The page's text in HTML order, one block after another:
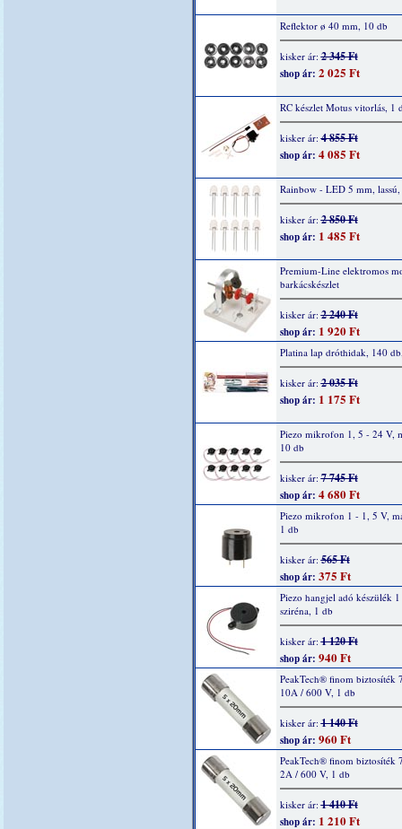
Reflektor ø 40 mm, 10 db
kisker ár:2 345 Ft
shop ár: 2 025 Ft
RC készlet Motus vitorlás, 1
kisker ár:4 855 Ft
shop ár: 4 085 Ft
Rainbow - LED 5 mm,
kisker ár:2 850 Ft
shop ár: 1 485 Ft
Premium-Line elektromos
barkácskészlet
kisker ár:2 240 Ft
shop ár: 1 920 Ft
Platina lap dróthidak, 140
kisker ár:2 035 Ft
shop ár: 1 175 Ft
Piezo mikrofon 1, 5 - 24 V,
10 db
kisker ár:7 745 Ft
shop ár: 4 680 Ft
Piezo mikrofon 1 - 1, 5 V,
1 db
kisker ár:565 Ft
shop ár: 375 Ft
Piezo hangjel adó készülék
sziréna, 1 db
kisker ár:1 120 Ft
shop ár: 940 Ft
PeakTech® finom biztosíték
10A / 600 V, 1 db
kisker ár:1 140 Ft
shop ár: 960 Ft
PeakTech® finom biztosíték
2A / 600 V, 1 db
kisker ár:1 410 Ft
shop ár: 1 210 Ft